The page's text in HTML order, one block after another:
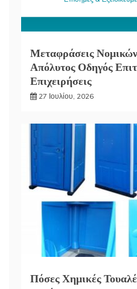
Μεταφράσεις
Απόλυτος Οδηγός
Επιχειρήσεις
27 Ιουλίου, 2026
Πόσες Χημικές